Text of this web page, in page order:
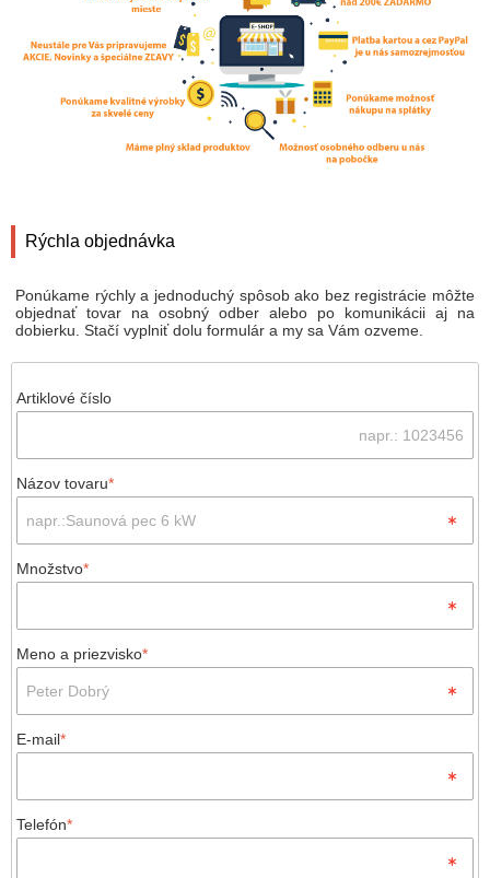
Rýchla objednávka
Ponúkame rýchly a jednoduchý spôsob ako bez registrácie môžte
objednať tovar na osobný odber alebo po komunikácii aj na
dobierku. Stačí vyplniť dolu formulár a my sa Vám ozveme.
Artiklové číslo
Názov tovaru*
Množstvo*
Meno a priezvisko*
E-mail*
Telefón*